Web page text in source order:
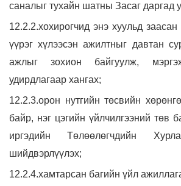
саналыг тухайн шатны Засаг даргад
12.2.2.хохирогчид энэ хуульд заасан
үүрэг хүлээсэн ажилтныг давтан
ажлыг зохион байгуулж,
удирдлагаар хангах;
12.2.3.орон нутгийн төсвийн
байр, нэг цэгийн үйлчилгээний төв
иргэдийн Төлөөлөгчдийн
шийдвэрлүүлэх;
12.2.4.хамтарсан багийн үйл